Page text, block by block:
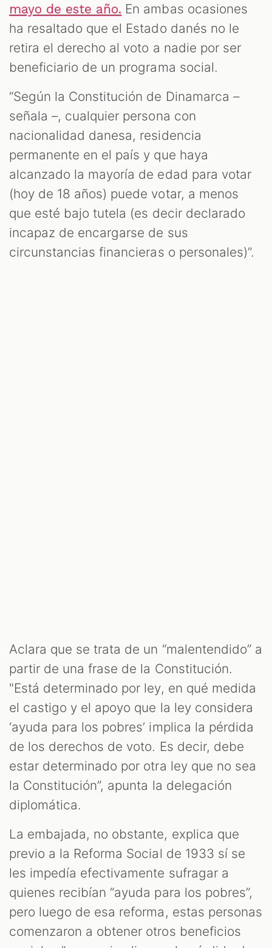
mayo de este año. En ambas ocasiones
ha resaltado que el Estado danés no le
retira el derecho al voto a nadie por ser
beneficiario de un programa social.
“Según la Constitución de Dinamarca –
señala –, cualquier persona con
nacionalidad danesa, residencia
permanente en el país y que haya
alcanzado la mayoría de edad para votar
(hoy de 18 años) puede votar, a menos
que esté bajo tutela (es decir declarado
incapaz de encargarse de sus
circunstancias financieras o personales)”.
Aclara que se trata de un “malentendido” a
partir de una frase de la Constitución.
"Está determinado por ley, en qué medida
el castigo y el apoyo que la ley considera
‘ayuda para los pobres’ implica la pérdida
de los derechos de voto. Es decir, debe
estar determinado por otra ley que no sea
la Constitución”, apunta la delegación
diplomática.
La embajada, no obstante, explica que
previo a la Reforma Social de 1933 sí se
les impedía efectivamente sufragar a
quienes recibían “ayuda para los pobres”,
pero luego de esa reforma, estas personas
comenzaron a obtener otros beneficios